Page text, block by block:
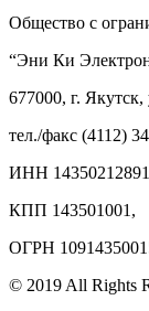
Общество с
“Эни Ки
677000, г.
тел./факс (4112)
ИНН
КПП 143501001,
ОГРН
© 2019 All Rights